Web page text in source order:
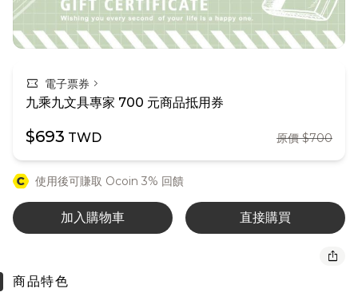
confirmation_number 電子票券 chevron_right
九乘九文具專家 700 元商品抵用券
$693 TWD 原價 $700
使用後可賺取 Ocoin 3% 回饋
加入購物車 直接購買
ios_share
商品特色